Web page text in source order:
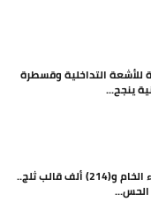
للأشعة التداخلية وقسطرة
ينجح...
(408) ملايين لتر من الماء الخام و(214) ألف قالب ثلج..
الحس...